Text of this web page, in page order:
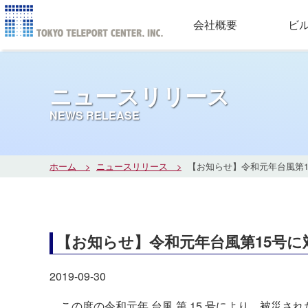
会社概要 ビ
ニュースリリース
NEWS RELEASE
ホーム ニュースリリース 【お知らせ】令和元年台風
【お知らせ】令和元年台風第15号
2019-09-30